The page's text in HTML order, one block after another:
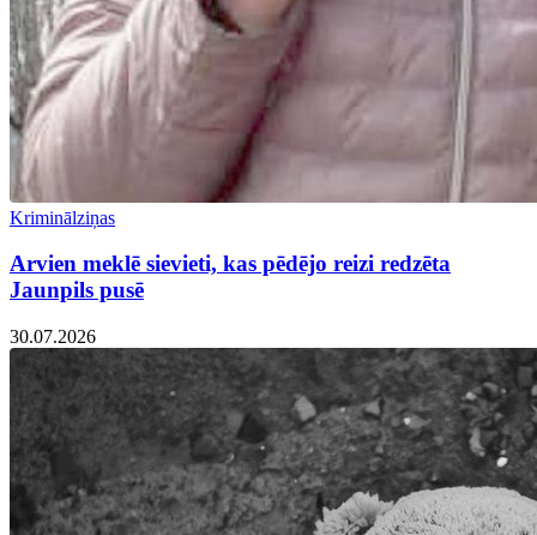
Kriminālziņas
Arvien meklē sievieti, kas pēdējo reizi redzēta
Jaunpils pusē
30.07.2026